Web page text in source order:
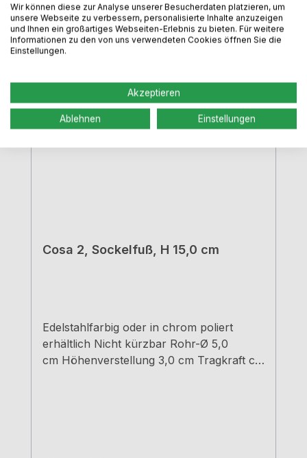
Produktgalerie überspringen
Alternativen
Cosa 2, Sockelfuß, H 15,0 cm
Edelstahlfarbig oder in chrom poliert
erhältlich Nicht kürzbar Rohr-Ø 5,0
cm Höhenverstellung 3,0 cm Tragkraft ca.
Wir können diese zur Analyse unserer Besucherdaten platzieren, um
unsere Webseite zu verbessern, personalisierte Inhalte anzuzeigen
und Ihnen ein großartiges Webseiten-Erlebnis zu bieten. Für weitere
Informationen zu den von uns verwendeten Cookies öffnen Sie die
Einstellungen.
Akzeptieren
Ablehnen Einstellungen